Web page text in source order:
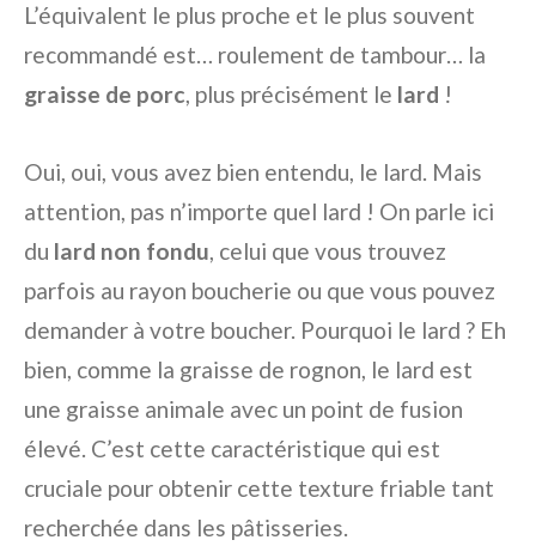
L’équivalent le plus proche et le plus souvent
recommandé est… roulement de tambour… la
graisse de porc, plus précisément le lard !
Oui, oui, vous avez bien entendu, le lard. Mais
attention, pas n’importe quel lard ! On parle ici
du lard non fondu, celui que vous trouvez
parfois au rayon boucherie ou que vous pouvez
demander à votre boucher. Pourquoi le lard ? Eh
bien, comme la graisse de rognon, le lard est
une graisse animale avec un point de fusion
élevé. C’est cette caractéristique qui est
cruciale pour obtenir cette texture friable tant
recherchée dans les pâtisseries.